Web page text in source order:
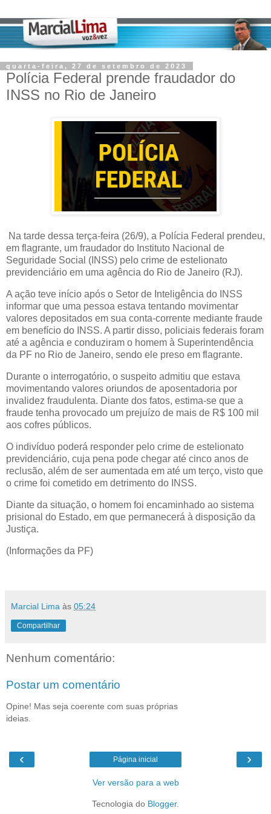
quarta-feira, 27 de setembro de 2023
Polícia Federal prende fraudador do
INSS no Rio de Janeiro
Na tarde dessa terça-feira (26/9), a Polícia Federal prendeu,
em flagrante, um fraudador do Instituto Nacional de
Seguridade Social (INSS) pelo crime de estelionato
previdenciário em uma agência do Rio de Janeiro (RJ).
A ação teve início após o Setor de Inteligência do INSS
informar que uma pessoa estava tentando movimentar
valores depositados em sua conta-corrente mediante fraude
em benefício do INSS. A partir disso, policiais federais foram
até a agência e conduziram o homem à Superintendência
da PF no Rio de Janeiro, sendo ele preso em flagrante.
Durante o interrogatório, o suspeito admitiu que estava
movimentando valores oriundos de aposentadoria por
invalidez fraudulenta. Diante dos fatos, estima-se que a
fraude tenha provocado um prejuízo de mais de R$ 100 mil
aos cofres públicos.
O indivíduo poderá responder pelo crime de estelionato
previdenciário, cuja pena pode chegar até cinco anos de
reclusão, além de ser aumentada em até um terço, visto que
o crime foi cometido em detrimento do INSS.
Diante da situação, o homem foi encaminhado ao sistema
prisional do Estado, em que permanecerá à disposição da
Justiça.
(Informações da PF)
Marcial Lima às 05:24
Compartilhar
Nenhum comentário:
Postar um comentário
Opine! Mas seja coerente com suas próprias
ideias.
‹ ›
Página inicial
Ver versão para a web
Tecnologia do Blogger.